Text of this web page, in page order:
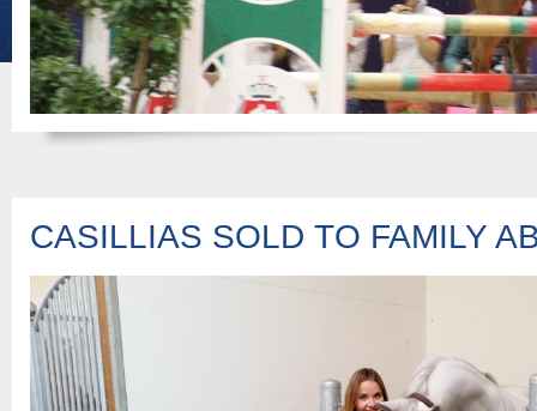
CASILLIAS SOLD TO FAMILY